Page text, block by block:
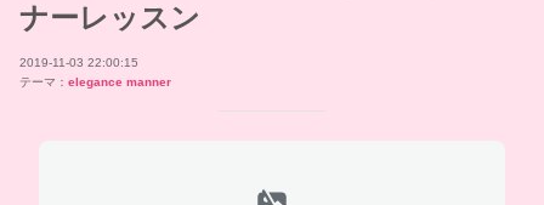
ナーレッスン
2019-11-03 22:00:15
テーマ： elegance manner